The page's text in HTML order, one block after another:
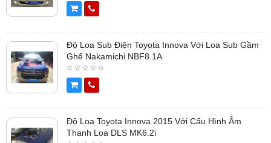
Độ Loa Sub Điện Toyota Innova Với Loa Sub Gầm
Ghế Nakamichi NBF8.1A
Độ Loa Toyota Innova 2015 Với Cấu Hình Âm
Thanh Loa DLS MK6.2i